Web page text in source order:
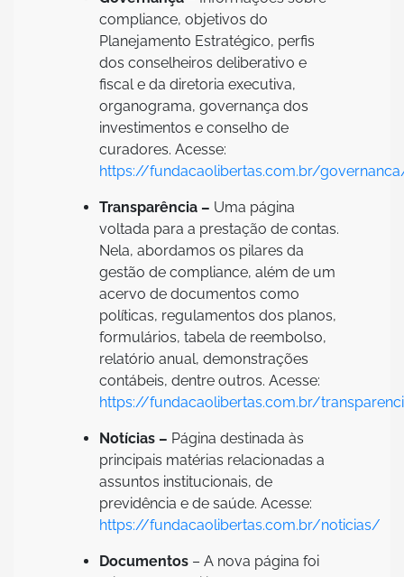
compliance, objetivos do
Planejamento Estratégico, perfis
dos conselheiros deliberativo e
fiscal e da diretoria executiva,
organograma, governança dos
investimentos e conselho de
curadores. Acesse:
https://fundacaolibertas.com.br/
Transparência – Uma página
voltada para a prestação de contas.
Nela, abordamos os pilares da
gestão de compliance, além de um
acervo de documentos como
políticas, regulamentos dos planos,
formulários, tabela de reembolso,
relatório anual, demonstrações
contábeis, dentre outros. Acesse:
https://fundacaolibertas.com.br/
Notícias – Página destinada às
principais matérias relacionadas a
assuntos institucionais, de
previdência e de saúde. Acesse:
https://fundacaolibertas.com.br/noticias/
Documentos – A nova página foi